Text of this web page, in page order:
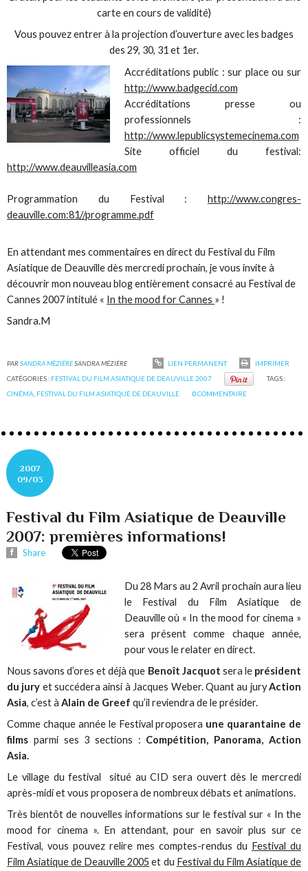
carte en cours de validité)
Vous pouvez entrer à la projection d’ouverture avec les badges
des 29, 30, 31 et 1er.
Accréditations public : sur place ou sur
http://www.badgecid.com
Accréditations presse ou
professionnels :
http://www.lepublicsystemecinema.com
Site officiel du festival:
http://www.deauvilleasia.com
Programmation du Festival : http://www.congres-
deauville.com:81//programme.pdf
En attendant mes commentaires en direct du Festival du Film
Asiatique de Deauville dès mercredi prochain, je vous invite à
découvrir mon nouveau blog entièrement consacré au Festival de
Cannes 2007 intitulé « In the mood for Cannes » !
Sandra.M
PARSANDRA MÉZIÈRESANDRA MÉZIÈRE LIEN PERMANENT
IMPRIMER
CATÉGORIES : FESTIVAL DU FILM ASIATIQUE DE DEAUVILLE 2007
TAGS :
CINÉMA FESTIVAL DU FILM ASIATIQUE DE DEAUVILLE 0COMMENTAIRE
2007
09/03
Festival du Film Asiatique de Deauville
2007: premières informations!
Share
Du 28 Mars au 2 Avril prochain aura lieu
le Festival du Film Asiatique de
Deauville où « In the mood for cinema »
sera présent comme chaque année,
pour vous le relater en direct.
Nous savons d’ores et déjà que Benoît Jacquot sera le président
du jury et succédera ainsi à Jacques Weber. Quant au juryAction
Asia, c’est àAlain de Greef qu’il reviendra de le présider.
Comme chaque année le Festival proposera une quarantaine de
films parmi ses 3 sections : Compétition, Panorama, Action
Asia.
Le village du festival situé au CID sera ouvert dès le mercredi
après-midi et vous proposera de nombreux débats et animations.
Très bientôt de nouvelles informations sur le festival sur « In the
mood for cinema ». En attendant, pour en savoir plus sur ce
Festival, vous pouvez relire mes comptes-rendus du Festival du
Film Asiatique de Deauville 2005et du Festival du Film Asiatique de